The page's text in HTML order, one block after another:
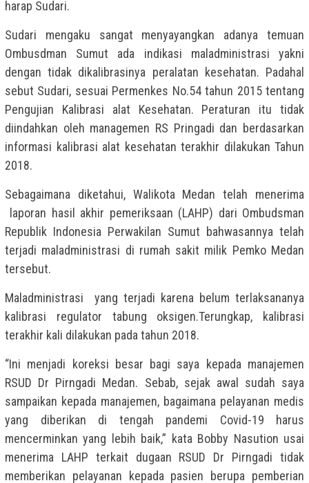
harap Sudari.
Sudari mengaku sangat menyayangkan adanya temuan
Ombusdman Sumut ada indikasi maladministrasi yakni
dengan tidak dikalibrasinya peralatan kesehatan. Padahal
sebut Sudari, sesuai Permenkes No.54 tahun 2015 tentang
Pengujian Kalibrasi alat Kesehatan. Peraturan itu tidak
diindahkan oleh managemen RS Pringadi dan berdasarkan
informasi kalibrasi alat kesehatan terakhir dilakukan Tahun
2018.
Sebagaimana diketahui, Walikota Medan telah menerima
laporan hasil akhir pemeriksaan (LAHP) dari Ombudsman
Republik Indonesia Perwakilan Sumut bahwasannya telah
terjadi maladministrasi di rumah sakit milik Pemko Medan
tersebut.
Maladministrasi yang terjadi karena belum terlaksananya
kalibrasi regulator tabung oksigen.Terungkap, kalibrasi
terakhir kali dilakukan pada tahun 2018.
“Ini menjadi koreksi besar bagi saya kepada manajemen
RSUD Dr Pirngadi Medan. Sebab, sejak awal sudah saya
sampaikan kepada manajemen, bagaimana pelayanan medis
yang diberikan di tengah pandemi Covid-19 harus
mencerminkan yang lebih baik,” kata Bobby Nasution usai
menerima LAHP terkait dugaan RSUD Dr Pirngadi tidak
memberikan pelayanan kepada pasien berupa pemberian